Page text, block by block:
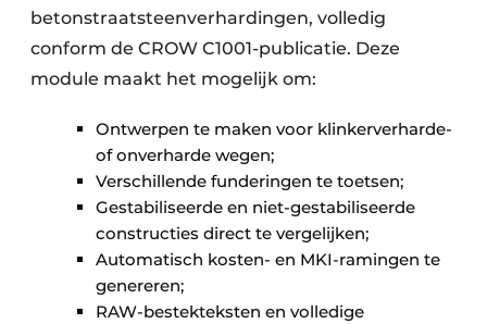
betonstraatsteenverhardingen, volledig
conform de CROW C1001-publicatie. Deze
module maakt het mogelijk om:
Ontwerpen te maken voor klinkerverharde-
of onverharde wegen;
Verschillende funderingen te toetsen;
Gestabiliseerde en niet-gestabiliseerde
constructies direct te vergelijken;
Automatisch kosten- en MKI-ramingen te
genereren;
RAW-bestekteksten en volledige